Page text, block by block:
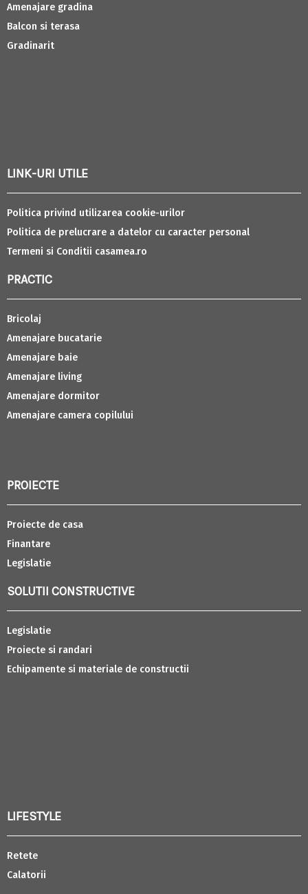
Amenajare gradina
Balcon si terasa
Gradinarit
LINK-URI UTILE
Politica privind utilizarea cookie-urilor
Politica de prelucrare a datelor cu caracter personal
Termeni si Conditii casamea.ro
PRACTIC
Bricolaj
Amenajare bucatarie
Amenajare baie
Amenajare living
Amenajare dormitor
Amenajare camera copilului
PROIECTE
Proiecte de casa
Finantare
Legislatie
SOLUTII CONSTRUCTIVE
Legislatie
Proiecte si randari
Echipamente si materiale de constructii
LIFESTYLE
Retete
Calatorii